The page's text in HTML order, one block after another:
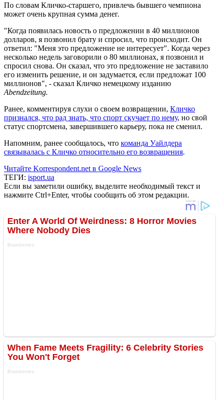
По словам Кличко-старшего, привлечь бывшего чемпиона
может очень крупная сумма денег.
"Когда появилась новость о предложении в 40 миллионов
долларов, я позвонил брату и спросил, что происходит. Он
ответил: "Меня это предложение не интересует". Когда через
несколько недель заговорили о 80 миллионах, я позвонил и
спросил снова. Он сказал, что это предложение не заставило
его изменить решение, и он задумается, если предложат 100
миллионов", - сказал Кличко немецкому изданию
Abendzeitung.
Ранее, комментируя слухи о своем возвращении, Кличко
признался, что рад знать, что спорт скучает по нему, но свой
статус спортсмена, завершившего карьеру, пока не сменил.
Напомним, ранее сообщалось, что команда Уайлдера
связывалась с Кличко относительно его возвращения.
Читайте Korrespondent.net в Google News
ТЕГИ: isport.ua
Если вы заметили ошибку, выделите необходимый текст и
нажмите Ctrl+Enter, чтобы сообщить об этом редакции.